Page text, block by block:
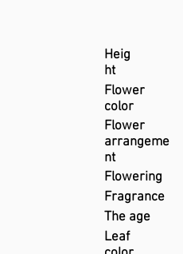
Heig
ht
Flower
color
Flower
arrangeme
nt
Flowering
Fragrance
The age
Leaf